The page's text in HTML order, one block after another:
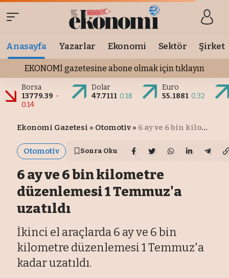
Anasayfa Yazarlar Ekonomi Sektör Şirket
EKONOMİ gazetesine abone olmak için tıklayın
Borsa
13779.39 -
0.14
Dolar
47.7111 0.18
Euro
55.1881 0.32
Ekonomi Gazetesi » Otomotiv » 6 ay ve 6 bin kilometre düzenlemesi 1 Temmuz'a uzatıldı
Otomotiv Sonra Oku
6 ay ve 6 bin kilometre
düzenlemesi 1 Temmuz'a
uzatıldı
İkinci el araçlarda 6 ay ve 6 bin
kilometre düzenlemesi 1 Temmuz'a
kadar uzatıldı.